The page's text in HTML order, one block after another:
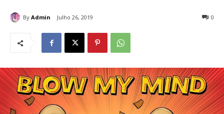
By Admin Julho 26, 2019 0